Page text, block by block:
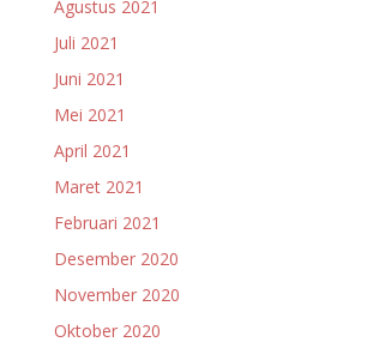
Agustus 2021
Juli 2021
Juni 2021
Mei 2021
April 2021
Maret 2021
Februari 2021
Desember 2020
November 2020
Oktober 2020